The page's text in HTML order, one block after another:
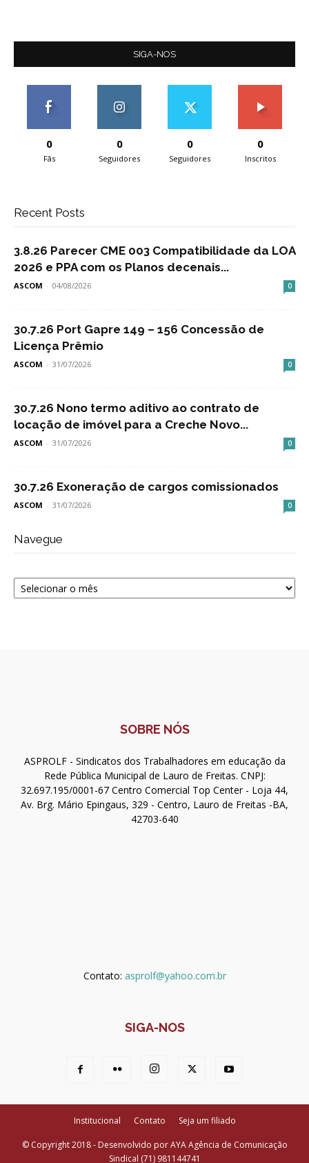
SIGA-NOS
0
Fãs
0
Seguidores
0
Seguidores
0
Inscritos
Recent Posts
3.8.26 Parecer CME 003 Compatibilidade da LOA
2026 e PPA com os Planos decenais...
ASCOM - 04/08/2026 0
30.7.26 Port Gapre 149 – 156 Concessão de
Licença Prêmio
ASCOM - 31/07/2026 0
30.7.26 Nono termo aditivo ao contrato de
locação de imóvel para a Creche Novo...
ASCOM - 31/07/2026 0
30.7.26 Exoneração de cargos comissionados
ASCOM - 31/07/2026 0
Navegue
Navegue
SOBRE NÓS
ASPROLF - Sindicatos dos Trabalhadores em educação da
Rede Pública Municipal de Lauro de Freitas. CNPJ:
32.697.195/0001-67 Centro Comercial Top Center - Loja 44,
Av. Brg. Mário Epingaus, 329 - Centro, Lauro de Freitas -BA,
42703-640
Contato: asprolf@yahoo.com.br
SIGA-NOS
Institucional Contato Seja um filiado
© Copyright 2018 - Desenvolvido por AYA Agência de Comunicação
Sindical (71) 981144741